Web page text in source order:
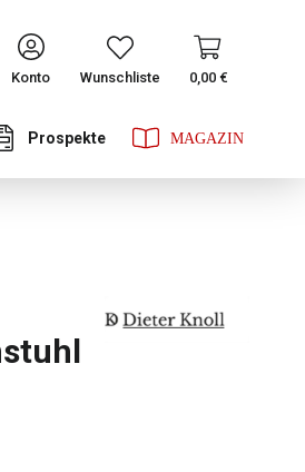
CONTINUE
Konto
Wunschliste 0,00 €
Prospekte